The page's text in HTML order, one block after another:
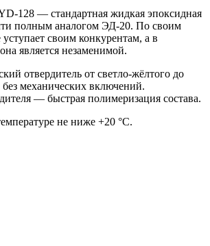
-128 — стандартная жидкая эпоксидная
полным аналогом ЭД-20. По своим
своим конкурентам, а в
является незаменимой.
отвердитель от светло-жёлтого до
без механических включений.
— быстрая полимеризация состава.
не ниже +20 °C.